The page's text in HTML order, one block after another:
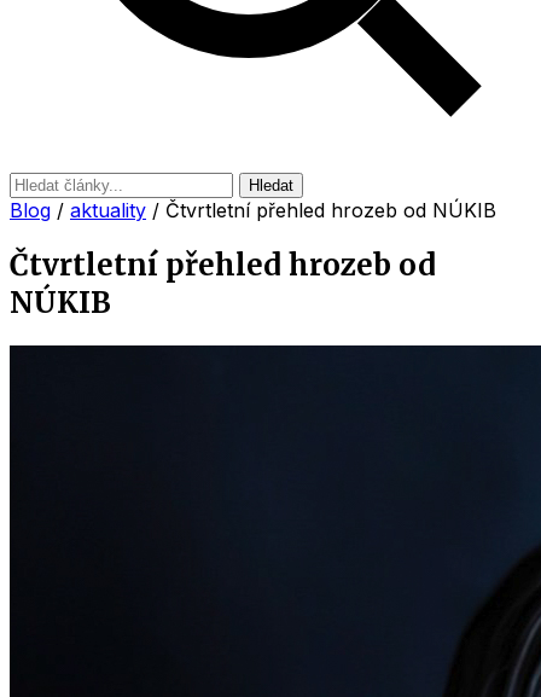
Hledat
Blog / aktuality / Čtvrtletní přehled hrozeb od NÚKIB
Čtvrtletní přehled hrozeb od
NÚKIB